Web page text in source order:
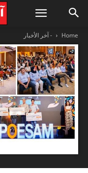
Home - آخر الأخبار